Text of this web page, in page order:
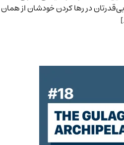
در رها کردن خودشان از همان